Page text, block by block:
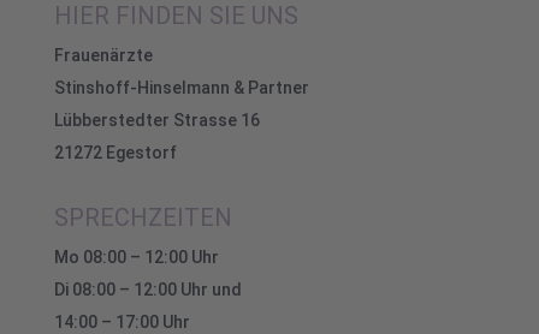
HIER FINDEN SIE UNS
Frauenärzte
Stinshoff-Hinselmann & Partner
Lübberstedter Strasse 16
21272 Egestorf
SPRECHZEITEN
Mo 08:00 – 12:00 Uhr
Di 08:00 – 12:00 Uhr und
14:00 – 17:00 Uhr